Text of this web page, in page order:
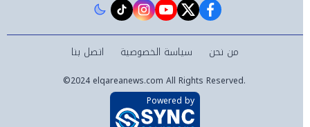
facebook
twitter
youtube
instagram
tiktok
من نحن سياسة الخصوصية اتصل بنا
©2024 elqareanews.com All Rights Reserved.
Powered by